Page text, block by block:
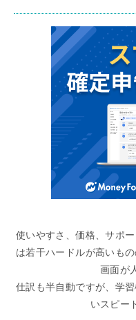
使いやすさ、価格、サポ
は若干ハードルが高いも
画面が
仕訳も半自動ですが、学
いスピー